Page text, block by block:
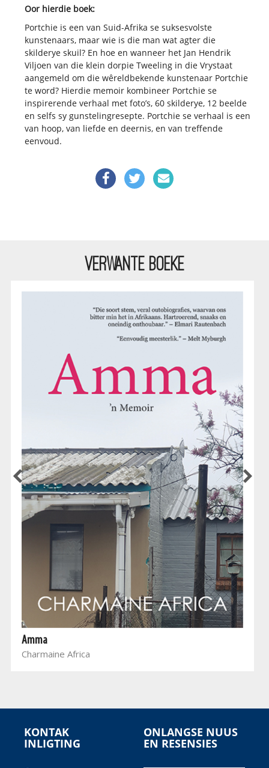
Oor hierdie boek:
Portchie is een van Suid-Afrika se suksesvolste
kunstenaars, maar wie is die man wat agter die
skilderye skuil? En hoe en wanneer het Jan Hendrik
Viljoen van die klein dorpie Tweeling in die Vrystaat
aangemeld om die wêreldbekende kunstenaar Portchie
te word? Hierdie memoir kombineer Portchie se
inspirerende verhaal met foto’s, 60 skilderye, 12 beelde
en selfs sy gunstelingresepte. Portchie se verhaal is een
van hoop, van liefde en deernis, en van treffende
eenvoud.
VERWANTE BOEKE
Amma
Charmaine Africa
KONTAK
INLIGTING
ONLANGSE NUUS
EN RESENSIES